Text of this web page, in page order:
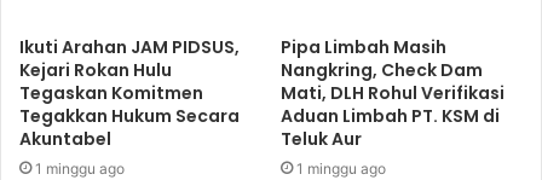
Ikuti Arahan JAM PIDSUS,
Kejari Rokan Hulu
Tegaskan Komitmen
Tegakkan Hukum Secara
Akuntabel
1 minggu ago
Pipa Limbah Masih
Nangkring, Check Dam
Mati, DLH Rohul Verifikasi
Aduan Limbah PT. KSM di
Teluk Aur
1 minggu ago